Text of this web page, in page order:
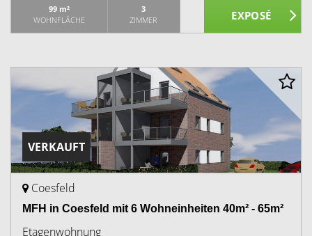
99 m²
WOHNFLÄCHE
3
ZIMMER
VERKAUFT
Coesfeld
MFH in Coesfeld mit 6 Wohneinheiten 40m² - 65m²
Etagenwohnung